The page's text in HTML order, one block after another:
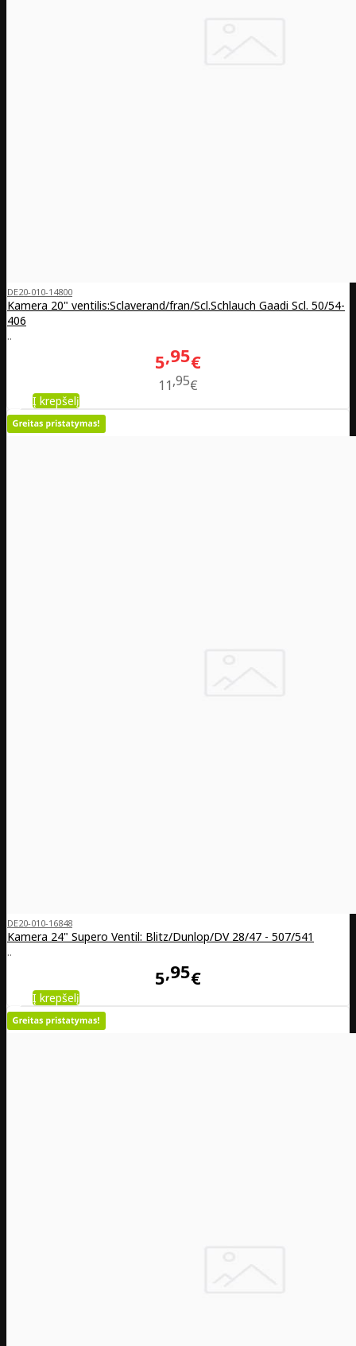
DE20-010-14800
Kamera 20" ventilis:Sclaverand/fran/Scl.Schlauch Gaadi Scl. 50/54-
406
..
5 95€
11 95€
Į krepšelį
DE20-010-16848
Kamera 24" Supero Ventil: Blitz/Dunlop/DV 28/47 - 507/541
..
5 95€
Į krepšelį